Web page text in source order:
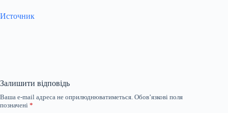
Источник
Залишити відповідь
Ваша e-mail адреса не оприлюднюватиметься. Обов’язкові поля
позначені *